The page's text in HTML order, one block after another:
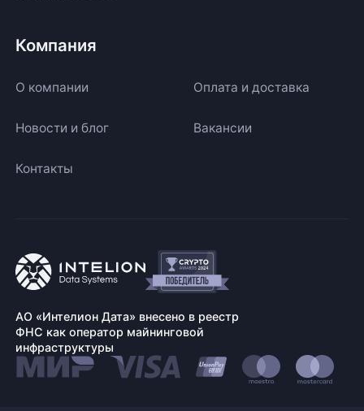
Компания
О компании Оплата и доставка
Новости и блог Вакансии
Контакты
АО «Интелион Дата» внесено в реестр
ФНС как оператор майнинговой
инфраструктуры